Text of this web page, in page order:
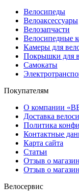
Велосипеды
Велоаксессуары
Велозапчасти
Велосипедные
Камеры для
Покрышки для
Самокаты
Покупателям
О компании
Доставка
Политика
Контактные
Карта сайта
Статьи
Отзыв о
Отзыв о
Велосервис